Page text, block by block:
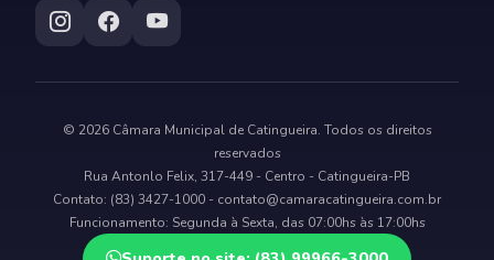
© 2026 Câmara Municipal de Catingueira. Todos os direitos
reservados
Rua Antonlo Felix, 317-449 - Centro - Catingueira-PB
Contato: (83) 3427-1000 - contato@camaracatingueira.com.br
Funcionamento: Segunda à Sexta, das 07:00hs às 17:00hs